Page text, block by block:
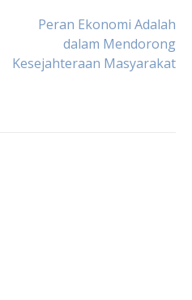
Peran Ekonomi Adalah
dalam Mendorong
Kesejahteraan Masyarakat